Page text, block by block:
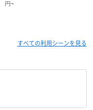
円~
すべての利用シーンを見る